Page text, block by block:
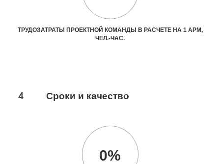
ТРУДОЗАТРАТЫ ПРОЕКТНОЙ КОМАНДЫ В РАСЧЕТЕ НА 1 АРМ,
ЧЕЛ.-ЧАС.
4 Сроки и качество
0%